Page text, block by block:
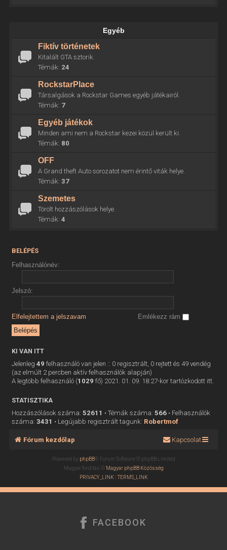
Egyéb
Fiktív történetek
Kitalált GTA sztorik.
Témák: 24
RockstarPlace
Társalgások a Rockstar Games egyéb játékairól.
Témák: 7
Egyéb játékok
Minden ami nem a Rockstar kezei közül került ki.
Témák: 80
OFF
A Grand theft Auto sorozatot nem érintő viták helye.
Témák: 37
Szemetes
Törölt hozzászólások helye.
Témák: 4
BELÉPÉS
Felhasználónév:
Jelszó:
Elfelejtettem a jelszavam Emlékezz rám
KI VAN ITT
Jelenleg 49 felhasználó van jelen :: 0 regisztrált, 0 rejtett és 49 vendég
(az elmúlt 2 percben aktív felhasználók alapján)
A legtöbb felhasználó (1029 fő) 2021. 01. 09. 18:27-kor tartózkodott itt.
STATISZTIKA
Hozzászólások száma: 52611 • Témák száma: 566• Felhasználók
száma: 3431 • Legújabb regisztrált tagunk: Robertmof
Fórum kezdőlap Kapcsolat
Powered by phpBB® Forum Software © phpBB Limited
Magyar fordítás © Magyar phpBB Közösség
PRIVACY_LINK |TERMS_LINK
FACEBOOK